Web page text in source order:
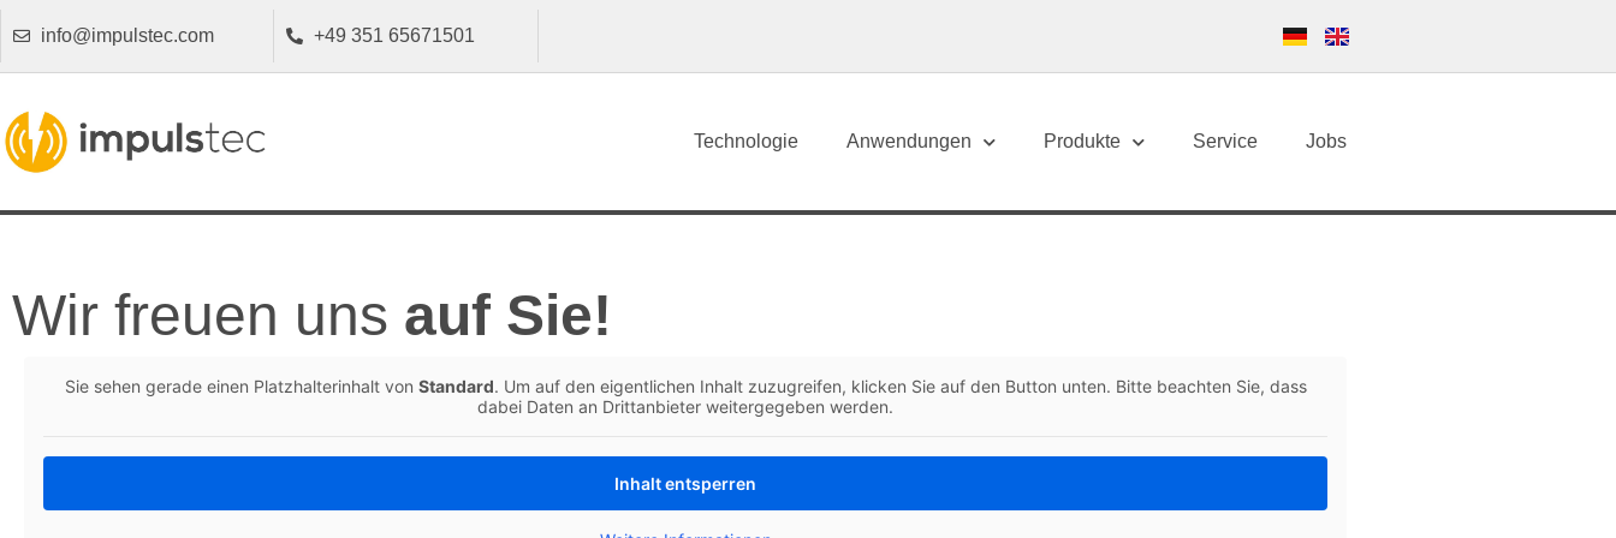
info@impulstec.com +49 351 65671501
Technologie Anwendungen Produkte Service Jobs
Wir freuen uns auf Sie!
Sie sehen ger­ade einen Platzhal­ter­in­halt von Stan­dard. Um auf den eigentlichen Inhalt zuzu­greifen, klick­en Sie auf den But­ton unten. Bitte beacht­en Sie, dass
dabei Dat­en an Drit­tan­bi­eter weit­ergegeben werden.
Inhalt entsper­ren